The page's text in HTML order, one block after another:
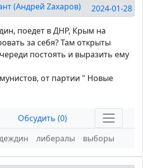
(Андрей Zахаров) 2024-01-28
поедет в ДНР, Крым на
за себя? Там открыты
постоять и выразить ему
от партии " Новые
Обсудить (0)
либералы выборы